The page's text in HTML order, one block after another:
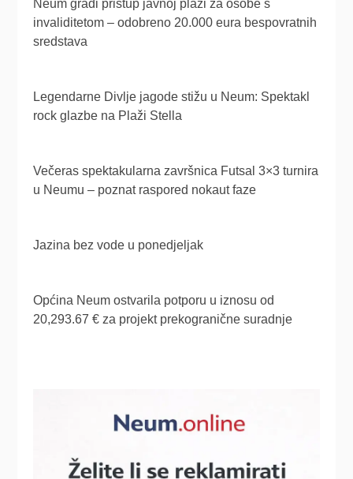
Neum gradi pristup javnoj plaži za osobe s
invaliditetom – odobreno 20.000 eura bespovratnih
sredstava
Legendarne Divlje jagode stižu u Neum: Spektakl
rock glazbe na Plaži Stella
Večeras spektakularna završnica Futsal 3×3 turnira
u Neumu – poznat raspored nokaut faze
Jazina bez vode u ponedjeljak
Općina Neum ostvarila potporu u iznosu od
20,293.67 € za projekt prekogranične suradnje